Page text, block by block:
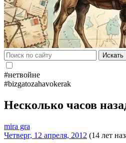
Искать
#нетвойне
#bizgatozahavokerak
Несколько часов
mira gra
Четверг, 12 апреля, 2012 (14 лет